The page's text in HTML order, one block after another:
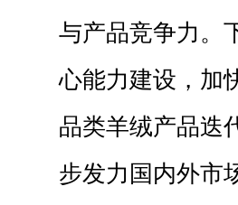
与产品竞争力。
心能力建设，加
品类羊绒产品迭
步发力国内外市